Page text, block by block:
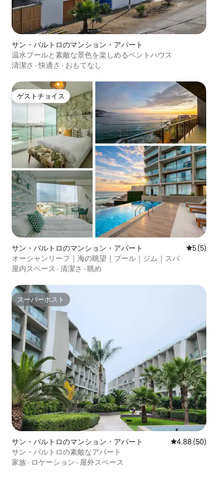
サン・バルトロのマンション・アパート
温水プールと素敵な景色を楽しめるペントハウス
清潔さ ·快適さ · おもてなし
ゲストチョイス
ゲストチョイス
サン・バルトロのマンション・アパート レビュー
5 (5)
オーシャンリーフ｜海の眺望｜プール｜ジム｜スパ
屋内スペース · 清潔さ · 眺め
スーパーホスト
スーパーホスト
サン・バルトロのマンション・アパート レビュー50
4.88 (50)
サン・バルトロの素敵なアパート
家族 · ロケーション · 屋外スペース